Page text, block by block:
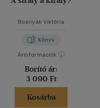
Bosnyák Viktória
Könyv
Árinformációk
Borító ár:
3 090 Ft
Kosárba